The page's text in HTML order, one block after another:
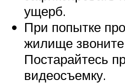
ущерб.
При попытке
жилище
Постарайтесь
видеосъемку.